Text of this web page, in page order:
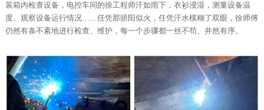
装箱内检查设备，电控车间的徐工程师汗如雨下，衣衫浸湿，测量设备温
度、观察设备运行情况……任凭那骄阳似火，任凭汗水模糊了双眼，徐师傅
仍然有条不紊地进行检查、维护，每一个步骤都一丝不苟、井然有序。